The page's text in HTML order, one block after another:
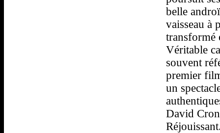
belle
vaisseau à
transformé
Véritable
souvent
premier
un
David